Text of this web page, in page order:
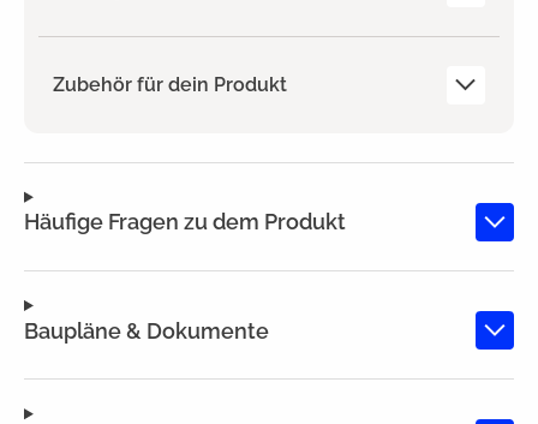
Zubehör für dein Produkt
Häufige Fragen zu dem Produkt
Baupläne & Dokumente